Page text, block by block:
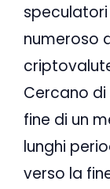
numeroso
Cercano
fine di un
lunghi
verso la